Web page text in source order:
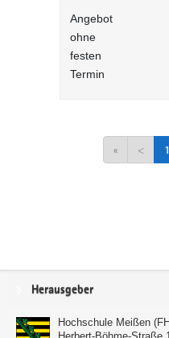
Angebot
ohne
festen
Termin
« < 1
Service
Herausgeber
Hochschule Meißen